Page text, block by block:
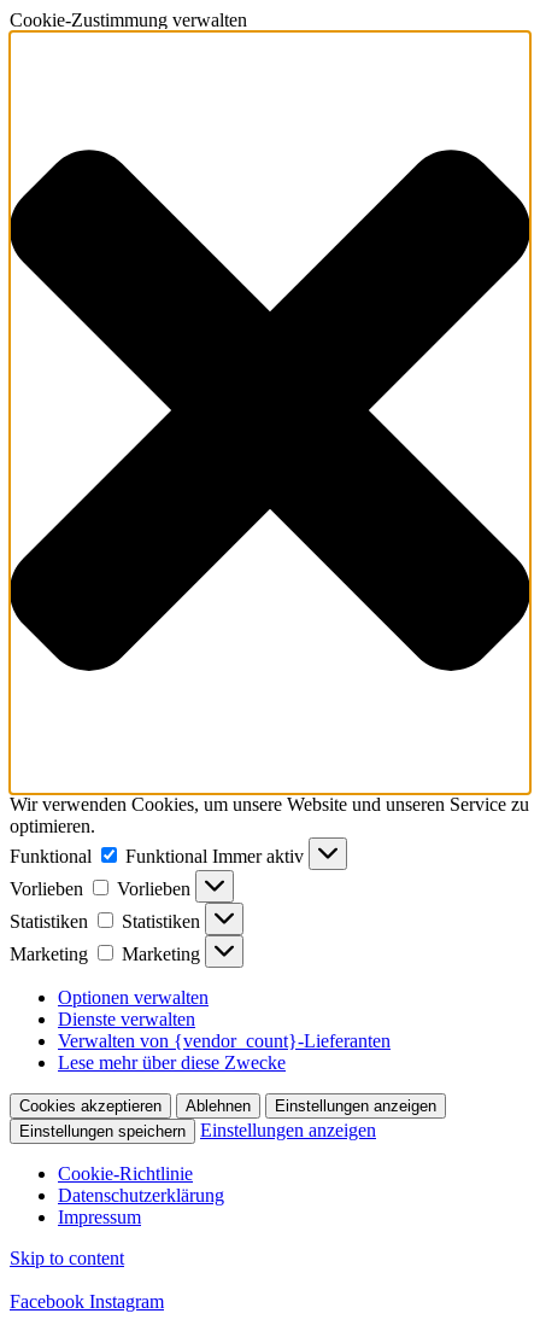
Cookie-Zustimmung verwalten
Wir verwenden Cookies, um unsere Website und unseren Service zu
optimieren.
Funktional
Funktional Immer aktiv
Vorlieben
Vorlieben
Statistiken
Statistiken
Marketing
Marketing
Optionen verwalten
Dienste verwalten
Verwalten von {vendor_count}-Lieferanten
Lese mehr über diese Zwecke
Cookies akzeptieren Ablehnen
Einstellungen anzeigen
Einstellungen speichern
Einstellungen anzeigen
Cookie-Richtlinie
Datenschutzerklärung
Impressum
Skip to content
Facebook Instagram